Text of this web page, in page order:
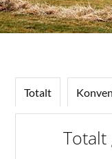
Totalt